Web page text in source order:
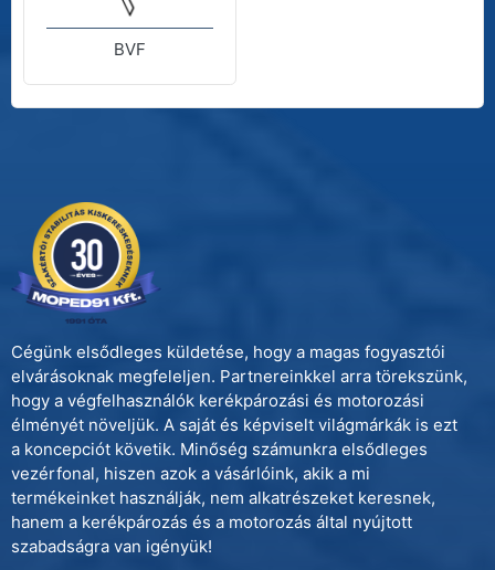
BVF
Cégünk elsődleges küldetése, hogy a magas fogyasztói
elvárásoknak megfeleljen. Partnereinkkel arra törekszünk,
hogy a végfelhasználók kerékpározási és motorozási
élményét növeljük. A saját és képviselt világmárkák is ezt
a koncepciót követik. Minőség számunkra elsődleges
vezérfonal, hiszen azok a vásárlóink, akik a mi
termékeinket használják, nem alkatrészeket keresnek,
hanem a kerékpározás és a motorozás által nyújtott
szabadságra van igényük!